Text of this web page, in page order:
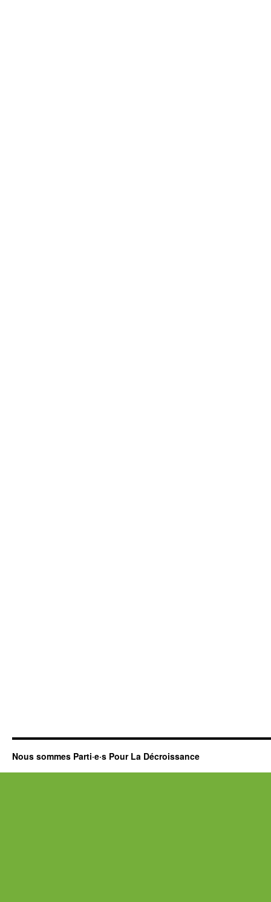
Nous sommes Parti·e·s Pour La Décroissance